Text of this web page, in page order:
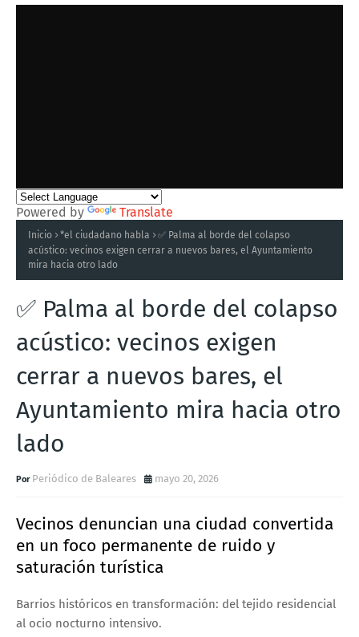
Powered by Translate
Inicio *el ciudadano habla
✅ Palma al borde del colapso
acústico: vecinos exigen cerrar a nuevos bares, el Ayuntamiento
mira hacia otro lado
✅ Palma al borde del colapso
acústico: vecinos exigen
cerrar a nuevos bares, el
Ayuntamiento mira hacia otro
lado
Periódico de Baleares mayo 20, 2026
Vecinos denuncian una ciudad convertida
en un foco permanente de ruido y
saturación turística
Barrios históricos en transformación: del tejido residencial
al ocio nocturno intensivo.